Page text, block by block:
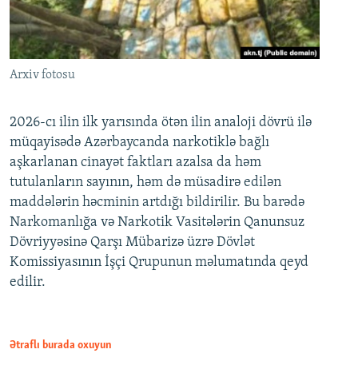
Arxiv fotosu
2026-cı ilin ilk yarısında ötən ilin analoji dövrü ilə
müqayisədə Azərbaycanda narkotiklə bağlı
aşkarlanan cinayət faktları azalsa da həm
tutulanların sayının, həm də müsadirə edilən
maddələrin həcminin artdığı bildirilir. Bu barədə
Narkomanlığa və Narkotik Vasitələrin Qanunsuz
Dövriyyəsinə Qarşı Mübarizə üzrə Dövlət
Komissiyasının İşçi Qrupunun məlumatında qeyd
edilir.
Ətraflı burada oxuyun